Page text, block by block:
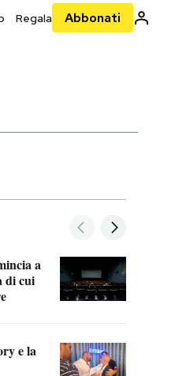
Regala Abbonati
a
di cui
e la